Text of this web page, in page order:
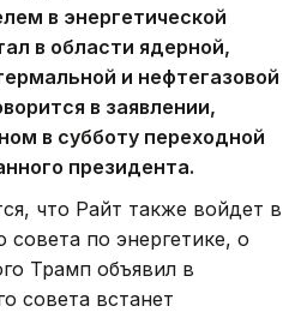
в энергетической
в области ядерной,
и нефтегазовой
в заявлении,
в субботу переходной
президента.
что Райт также войдет в
совета по энергетике, о
Трамп объявил в
совета встанет